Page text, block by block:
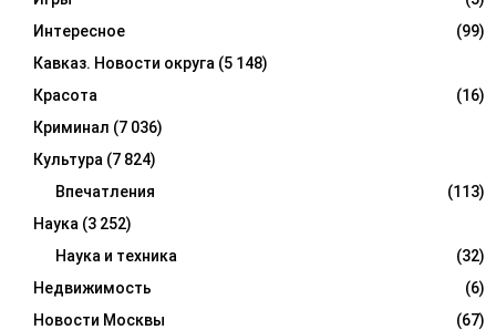
Интересное
(99)
Кавказ. Новости округа (5 148)
Красота
(16)
Криминал (7 036)
Культура (7 824)
Впечатления
(113)
Наука (3 252)
Наука и техника
(32)
Недвижимость
(6)
Новости Москвы
(67)